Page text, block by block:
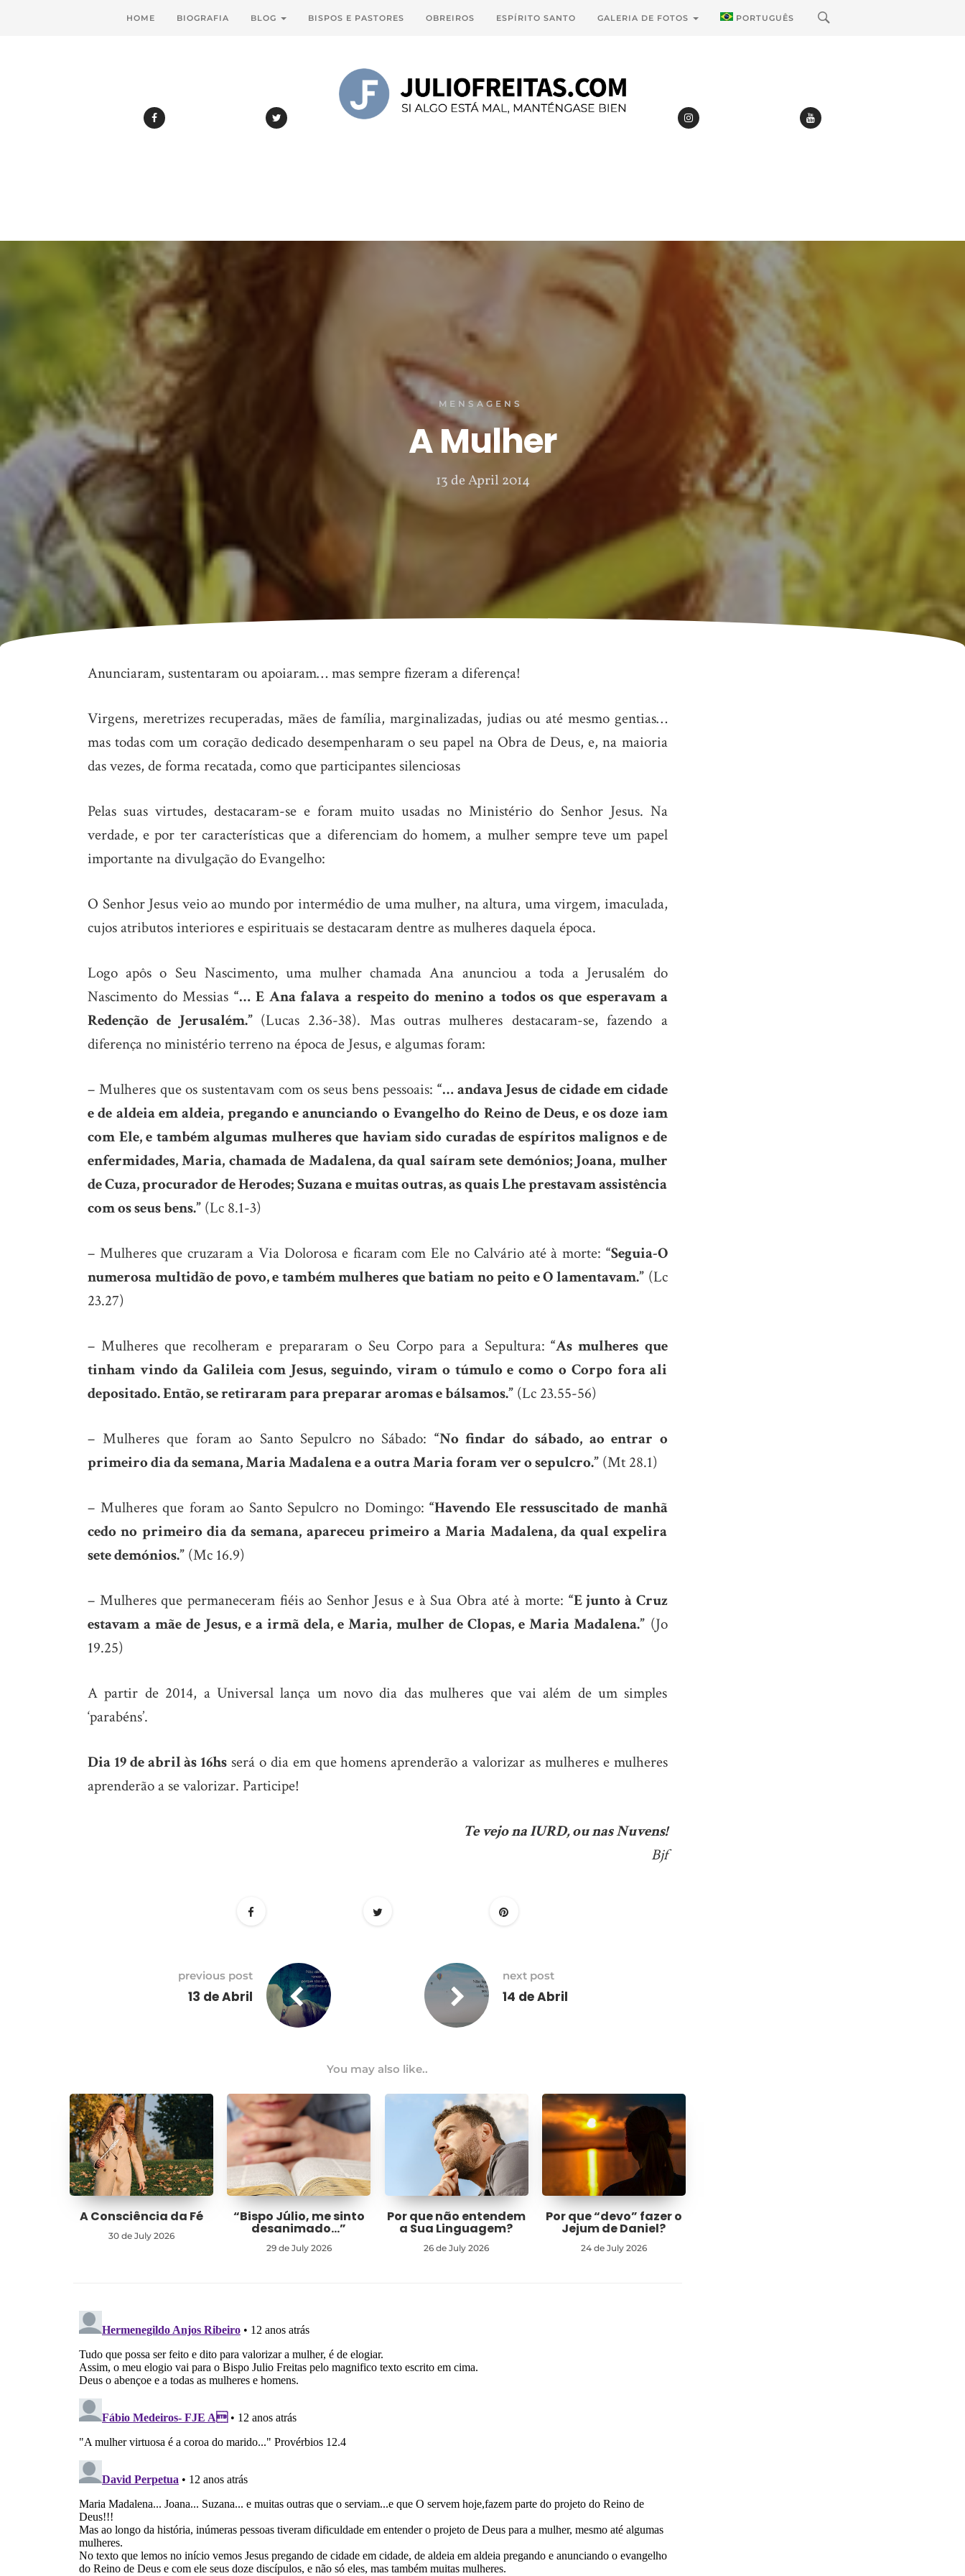
HOME BIOGRAFIA BLOG BISPOS E PASTORES OBREIROS ESPÍRITO SANTO GALERIA DE FOTOS PORTUGUÊS
MENSAGENS
A Mulher
13 de April 2014
A
Anunciaram, sustentaram ou apoiaram… mas sempre fizeram a diferença!
Virgens, meretrizes recuperadas, mães de família, marginalizadas, judias ou até mesmo gentias…
mas todas com um coração dedicado desempenharam o seu papel na Obra de Deus, e, na maioria
das vezes, de forma recatada, como que participantes silenciosas
Pelas suas virtudes, destacaram-se e foram muito usadas no Ministério do Senhor Jesus. Na
verdade, e por ter características que a diferenciam do homem, a mulher sempre teve um papel
importante na divulgação do Evangelho:
O Senhor Jesus veio ao mundo por intermédio de uma mulher, na altura, uma virgem, imaculada,
cujos atributos interiores e espirituais se destacaram dentre as mulheres daquela época.
Logo apôs o Seu Nascimento, uma mulher chamada Ana anunciou a toda a Jerusalém do
Nascimento do Messias“… E Ana falava a respeito do menino a todos os que esperavam a
Redenção de Jerusalém.” (Lucas 2.36-38). Mas outras mulheres destacaram-se, fazendo a
diferença no ministério terreno na época de Jesus, e algumas foram:
– Mulheres que os sustentavam com os seus bens pessoais: “… andava Jesus de cidade em cidade
e de aldeia em aldeia, pregando e anunciando o Evangelho do Reino de Deus, e os doze iam
com Ele, e também algumas mulheres que haviam sido curadas de espíritos malignos e de
enfermidades, Maria, chamada de Madalena, da qual saíram sete demónios; Joana, mulher
de Cuza, procurador de Herodes; Suzana e muitas outras, as quais Lhe prestavam assistência
com os seus bens.” (Lc 8.1-3)
– Mulheres que cruzaram a Via Dolorosa e ficaram com Ele no Calvário até à morte: “Seguia-O
numerosa multidão de povo, e também mulheres que batiam no peito e O lamentavam.”(Lc
23.27)
– Mulheres que recolheram e prepararam o Seu Corpo para a Sepultura: “As mulheres que
tinham vindo da Galileia com Jesus, seguindo, viram o túmulo e como o Corpo fora ali
depositado. Então, se retiraram para preparar aromas e bálsamos.” (Lc 23.55-56)
– Mulheres que foram ao Santo Sepulcro no Sábado: “No findar do sábado, ao entrar o
primeiro dia da semana, Maria Madalena e a outra Maria foram ver o sepulcro.” (Mt 28.1)
– Mulheres que foram ao Santo Sepulcro no Domingo:“Havendo Ele ressuscitado de manhã
cedo no primeiro dia da semana, apareceu primeiro a Maria Madalena, da qual expelira
sete demónios.” (Mc 16.9)
– Mulheres que permaneceram fiéis ao Senhor Jesus e à Sua Obra até à morte: “E junto à Cruz
estavam a mãe de Jesus, e a irmã dela, e Maria, mulher de Clopas, e Maria Madalena.” (Jo
19.25)
A partir de 2014, a Universal lança um novo dia das mulheres que vai além de um simples
‘parabéns’.
Dia 19 de abril às 16hs será o dia em que homens aprenderão a valorizar as mulheres e mulheres
aprenderão a se valorizar. Participe!
Te vejo na IURD, ou nas Nuvens!
Bjf
previous post
13 de Abril
next post
14 de Abril
You may also like..
A Consciência da Fé
30 de July 2026
“Bispo Júlio, me sinto
desanimado…”
29 de July 2026
Por que não entendem
a Sua Linguagem?
26 de July 2026
Por que “devo” fazer o
Jejum de Daniel?
24 de July 2026